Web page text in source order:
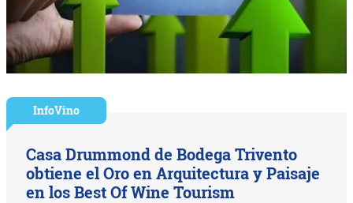
InfoVino
Casa Drummond de Bodega Trivento
obtiene el Oro en Arquitectura y Paisaje
en los Best Of Wine Tourism